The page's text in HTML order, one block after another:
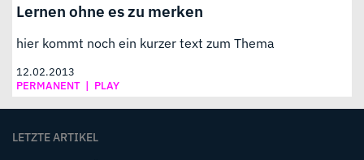
Lernen ohne es zu merken
hier kommt noch ein kurzer text zum Thema
12.02.2013
PERMANENT | PLAY
LETZTE ARTIKEL